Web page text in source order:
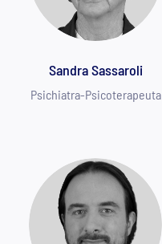
Sandra Sassaroli
Psichiatra-Psicoterapeuta